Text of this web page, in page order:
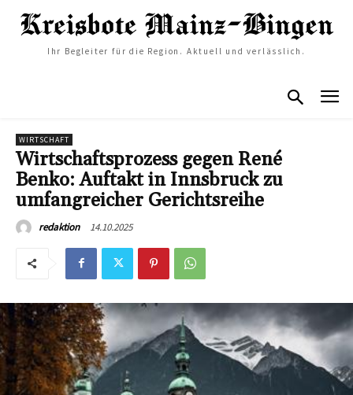
Ihr Begleiter für die Region. Aktuell und verlässlich.
WIRTSCHAFT
Wirtschaftsprozess gegen René
Benko: Auftakt in Innsbruck zu
umfangreicher Gerichtsreihe
redaktion 14.10.2025